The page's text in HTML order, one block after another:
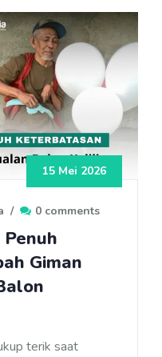
15 Mei 2026
/ 0 comments
Giman
terik saat